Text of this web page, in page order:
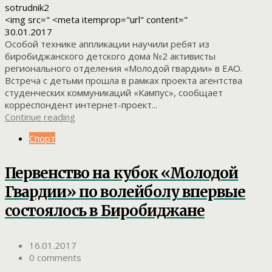
sotrudnik2
<img src=" <meta itemprop="url" content="
30.01.2017
Особой технике аппликации научили ребят из
биробиджанского детского дома №2 активисты
регионального отделения «Молодой гвардии» в ЕАО.
Встреча с детьми прошла в рамках проекта агентства
студенческих коммуникаций «Кампус», сообщает
корреспондент интернет-проект...
Continue reading
Спорт
Первенство на кубок «Молодой
Гвардии» по волейболу впервые
состоялось в Биробиджане
16.01.2017
0 comments